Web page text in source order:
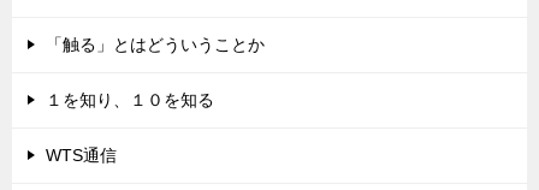
「触る」とはどういうことか
１を知り、１０を知る
WTS通信